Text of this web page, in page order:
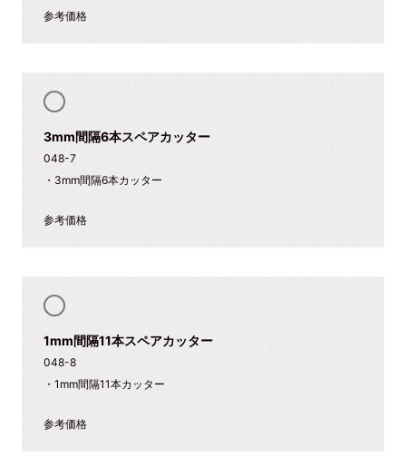
参考価格
3mm間隔6本スペアカッター
048-7
・3mm間隔6本カッター
参考価格
1mm間隔11本スペアカッター
048-8
・1mm間隔11本カッター
参考価格